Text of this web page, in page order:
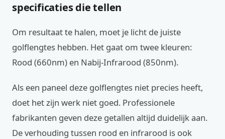
specificaties die tellen
Om resultaat te halen, moet je licht de juiste
golflengtes hebben. Het gaat om twee kleuren:
Rood (660nm) en Nabij-Infrarood (850nm).
Als een paneel deze golflengtes niet precies heeft,
doet het zijn werk niet goed. Professionele
fabrikanten geven deze getallen altijd duidelijk aan.
De verhouding tussen rood en infrarood is ook